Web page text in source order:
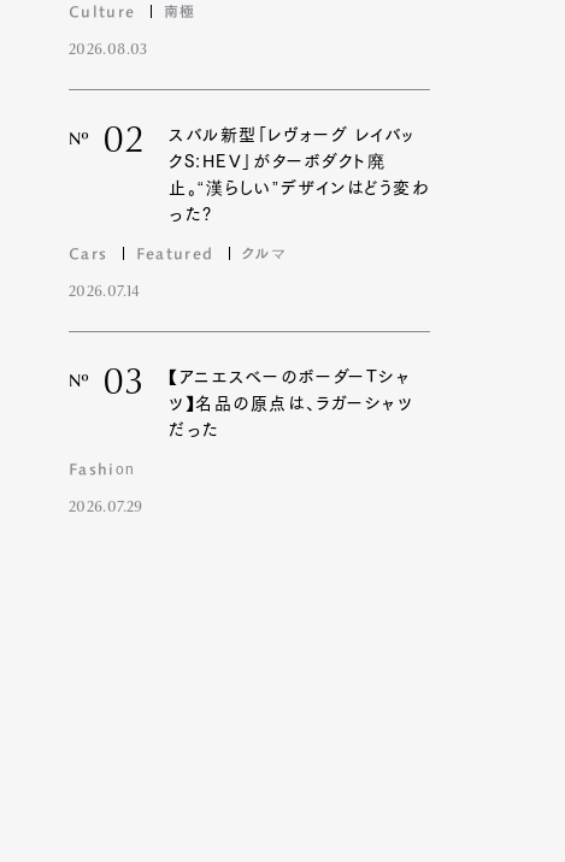
Culture 南極
2026.08.03
Nº 02
スバル新型「レヴォーグ レイバッ
クS:HEV」がターボダクト廃
止。“漢らしい”デザインはどう変わ
った?
Cars Featured クルマ
2026.07.14
Nº 03
【アニエスベーのボーダーTシャ
ツ】名品の原点は、ラガーシャツ
だった
Fashion
2026.07.29